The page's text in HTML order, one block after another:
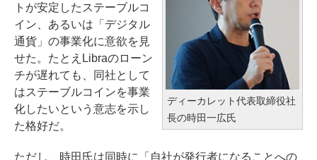
ディーカレット代表取締役社
長の時田一広氏
トが安定したステーブルコ
イン、あるいは「デジタル
通貨」の事業化に意欲を見
せた。たとえLibraのローン
チが遅れても、同社として
はステーブルコインを事業
化したいという意志を示し
た格好だ。
ただし、時田氏は同時に「自社が発行者になることへの